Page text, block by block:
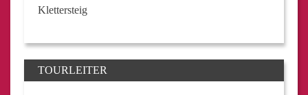
Klettersteig
TOURLEITER